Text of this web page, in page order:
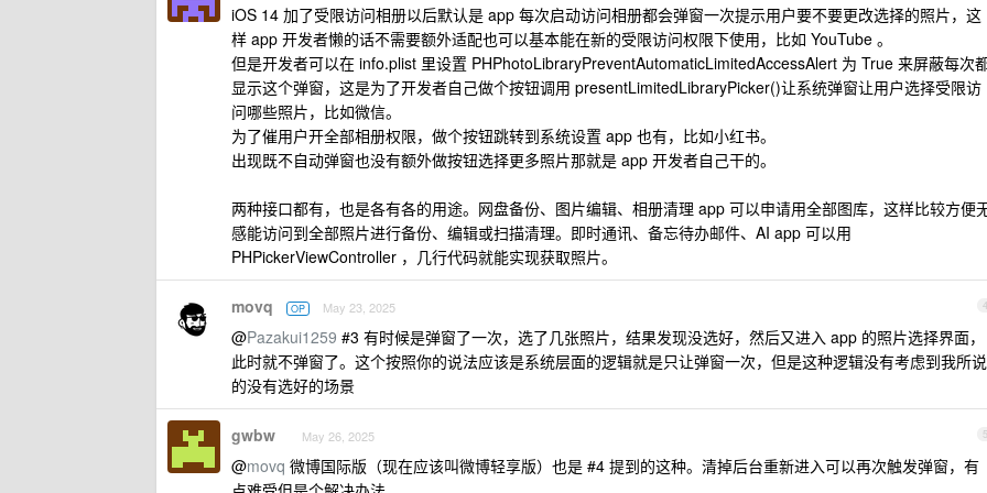
iOS 14 加了受限访问相册以后默认是 app 每次启动访问相册都会弹窗一次提示用户要不要更改选择的照片，这
样 app 开发者懒的话不需要额外适配也可以基本能在新的受限访问权限下使用，比如 YouTube 。
但是开发者可以在 info.plist 里设置 PHPhotoLibraryPreventAutomaticLimitedAccessAlert 为 True 来屏蔽每次
显示这个弹窗，这是为了开发者自己做个按钮调用 presentLimitedLibraryPicker()让系统弹窗让用户选择受限访
问哪些照片，比如微信。
为了催用户开全部相册权限，做个按钮跳转到系统设置 app 也有，比如小红书。
出现既不自动弹窗也没有额外做按钮选择更多照片那就是 app 开发者自己干的。
两种接口都有，也是各有各的用途。网盘备份、图片编辑、相册清理 app 可以申请用全部图库，这样比较方便
感能访问到全部照片进行备份、编辑或扫描清理。即时通讯、备忘待办邮件、AI app 可以用
PHPickerViewController ，几行代码就能实现获取照片。
4
movq OP May 23, 2025
@Pazakui1259 #3 有时候是弹窗了一次，选了几张照片，结果发现没选好，然后又进入 app 的照片选择界面，
此时就不弹窗了。这个按照你的说法应该是系统层面的逻辑就是只让弹窗一次，但是这种逻辑没有考虑到我所说
的没有选好的场景
5
gwbw May 26, 2025
@movq 微博国际版（现在应该叫微博轻享版）也是 #4 提到的这种。清掉后台重新进入可以再次触发弹窗，有